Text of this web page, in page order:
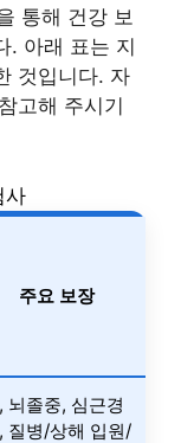
통해 건강 보
. 아래 표는 지
것입니다. 자
고해 주시기
사
주요 보장
뇌졸중, 심근경
질병/상해 입원/